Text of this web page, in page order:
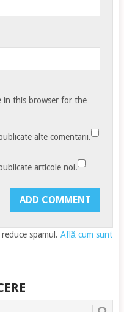
in this browser for the
alte comentarii.
articole noi.
spamul. Află cum sunt